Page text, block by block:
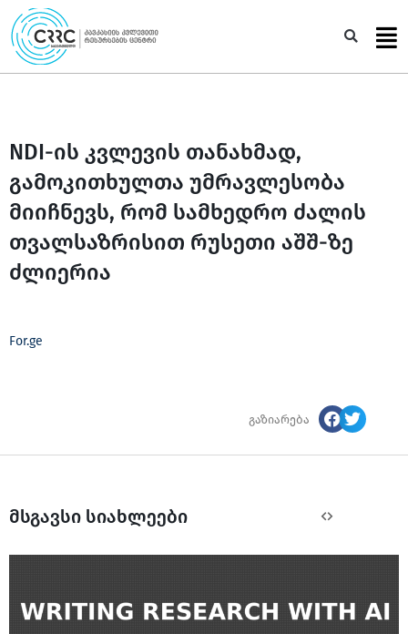
Skip
to
content
NDI-ის კვლევის თანახმად,
გამოკითხულთა უმრავლესობა
მიიჩნევს, რომ სამხედრო ძალის
თვალსაზრისით რუსეთი აშშ-ზე
ძლიერია
For.ge
გაზიარება
მსგავსი სიახლეები